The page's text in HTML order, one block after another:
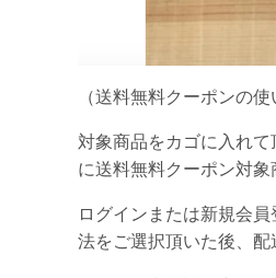
（送料無料クーポンの使
対象商品をカゴに入れ
に送料無料クーポン対象
ログインまたは新規会
法をご選択頂いた後、配